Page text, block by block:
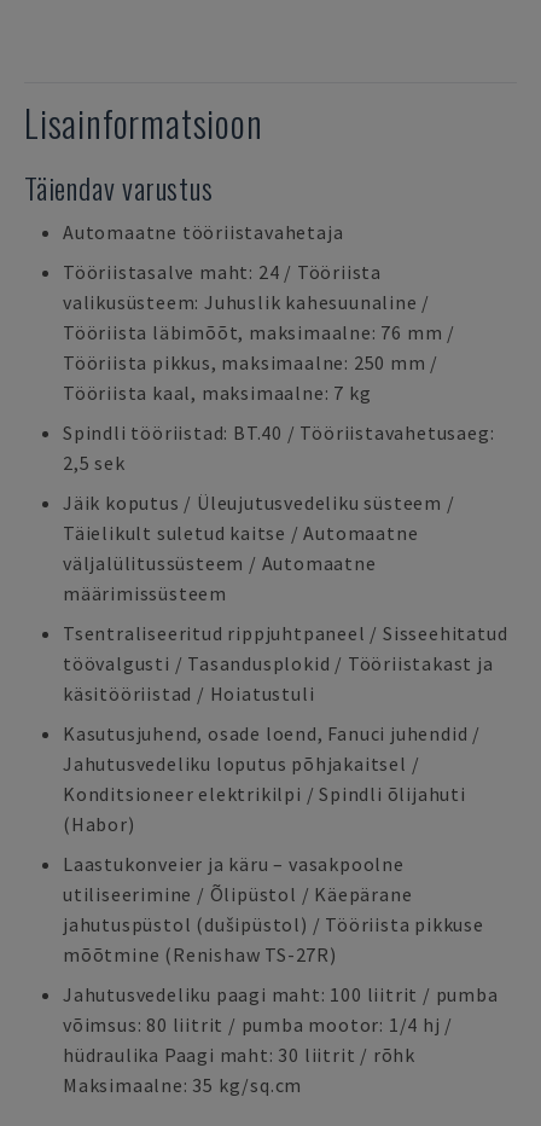
Lisainformatsioon
Täiendav varustus
Automaatne tööriistavahetaja
Tööriistasalve maht: 24 / Tööriista
valikusüsteem: Juhuslik kahesuunaline /
Tööriista läbimõõt, maksimaalne: 76 mm /
Tööriista pikkus, maksimaalne: 250 mm /
Tööriista kaal, maksimaalne: 7 kg
Spindli tööriistad: BT.40 / Tööriistavahetusaeg:
2,5 sek
Jäik koputus / Üleujutusvedeliku süsteem /
Täielikult suletud kaitse / Automaatne
väljalülitussüsteem / Automaatne
määrimissüsteem
Tsentraliseeritud rippjuhtpaneel / Sisseehitatud
töövalgusti / Tasandusplokid / Tööriistakast ja
käsitööriistad / Hoiatustuli
Kasutusjuhend, osade loend, Fanuci juhendid /
Jahutusvedeliku loputus põhjakaitsel /
Konditsioneer elektrikilpi / Spindli õlijahuti
(Habor)
Laastukonveier ja käru – vasakpoolne
utiliseerimine / Õlipüstol / Käepärane
jahutuspüstol (dušipüstol) / Tööriista pikkuse
mõõtmine (Renishaw TS-27R)
Jahutusvedeliku paagi maht: 100 liitrit / pumba
võimsus: 80 liitrit / pumba mootor: 1/4 hj /
hüdraulika Paagi maht: 30 liitrit / rõhk
Maksimaalne: 35 kg/sq.cm